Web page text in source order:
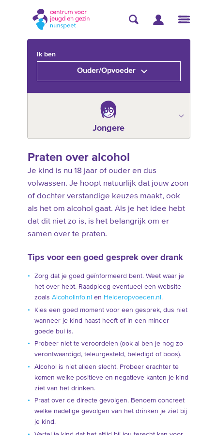
Ik ben
Ouder/Opvoeder
Jongere
Praten over alcohol
Je kind is nu 18 jaar of ouder en dus
volwassen. Je hoopt natuurlijk dat jouw zoon
of dochter verstandige keuzes maakt, ook
als het om alcohol gaat. Als je het idee hebt
dat dit niet zo is, is het belangrijk om er
samen over te praten.
Tips voor een goed gesprek over drank
Zorg dat je goed geïnformeerd bent. Weet waar je
het over hebt. Raadpleeg eventueel een website
zoals Alcoholinfo.nl en Helderopvoeden.nl .
Kies een goed moment voor een gesprek, dus niet
wanneer je kind haast heeft of in een minder
goede bui is.
Probeer niet te veroordelen (ook al ben je nog zo
verontwaardigd, teleurgesteld, beledigd of boos).
Alcohol is niet alleen slecht. Probeer erachter te
komen welke positieve en negatieve kanten je kind
ziet van het drinken.
Praat over de directe gevolgen. Benoem concreet
welke nadelige gevolgen van het drinken je ziet bij
je kind.